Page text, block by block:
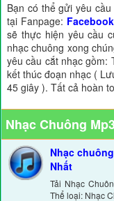
Bạn có thể gửi yêu
tại Fanpage:
sẽ thực hiện yêu cầu
nhạc chuông xong
yêu cầu cắt nhạc gồm:
kết thúc đoạn nhạc (
45 giây ). Tất cả hoàn
Nhạc Chuông
Nhạc
Nhất
Tải Nhạc
Thể loại: Nhạc